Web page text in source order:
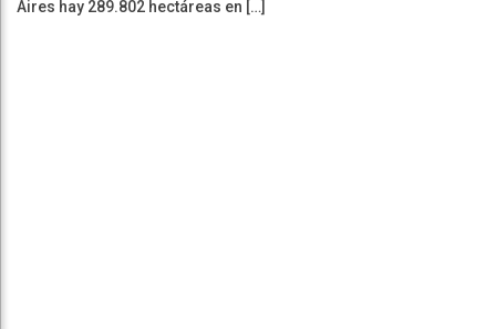
Aires hay 289.802 hectáreas en […]